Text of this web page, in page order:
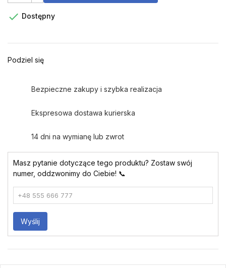
 Dostępny
Podziel się
Bezpieczne zakupy i szybka realizacja
Ekspresowa dostawa kurierska
14 dni na wymianę lub zwrot
Masz pytanie dotyczące tego produktu? Zostaw swój
numer, oddzwonimy do Ciebie! 📞
Wyślij